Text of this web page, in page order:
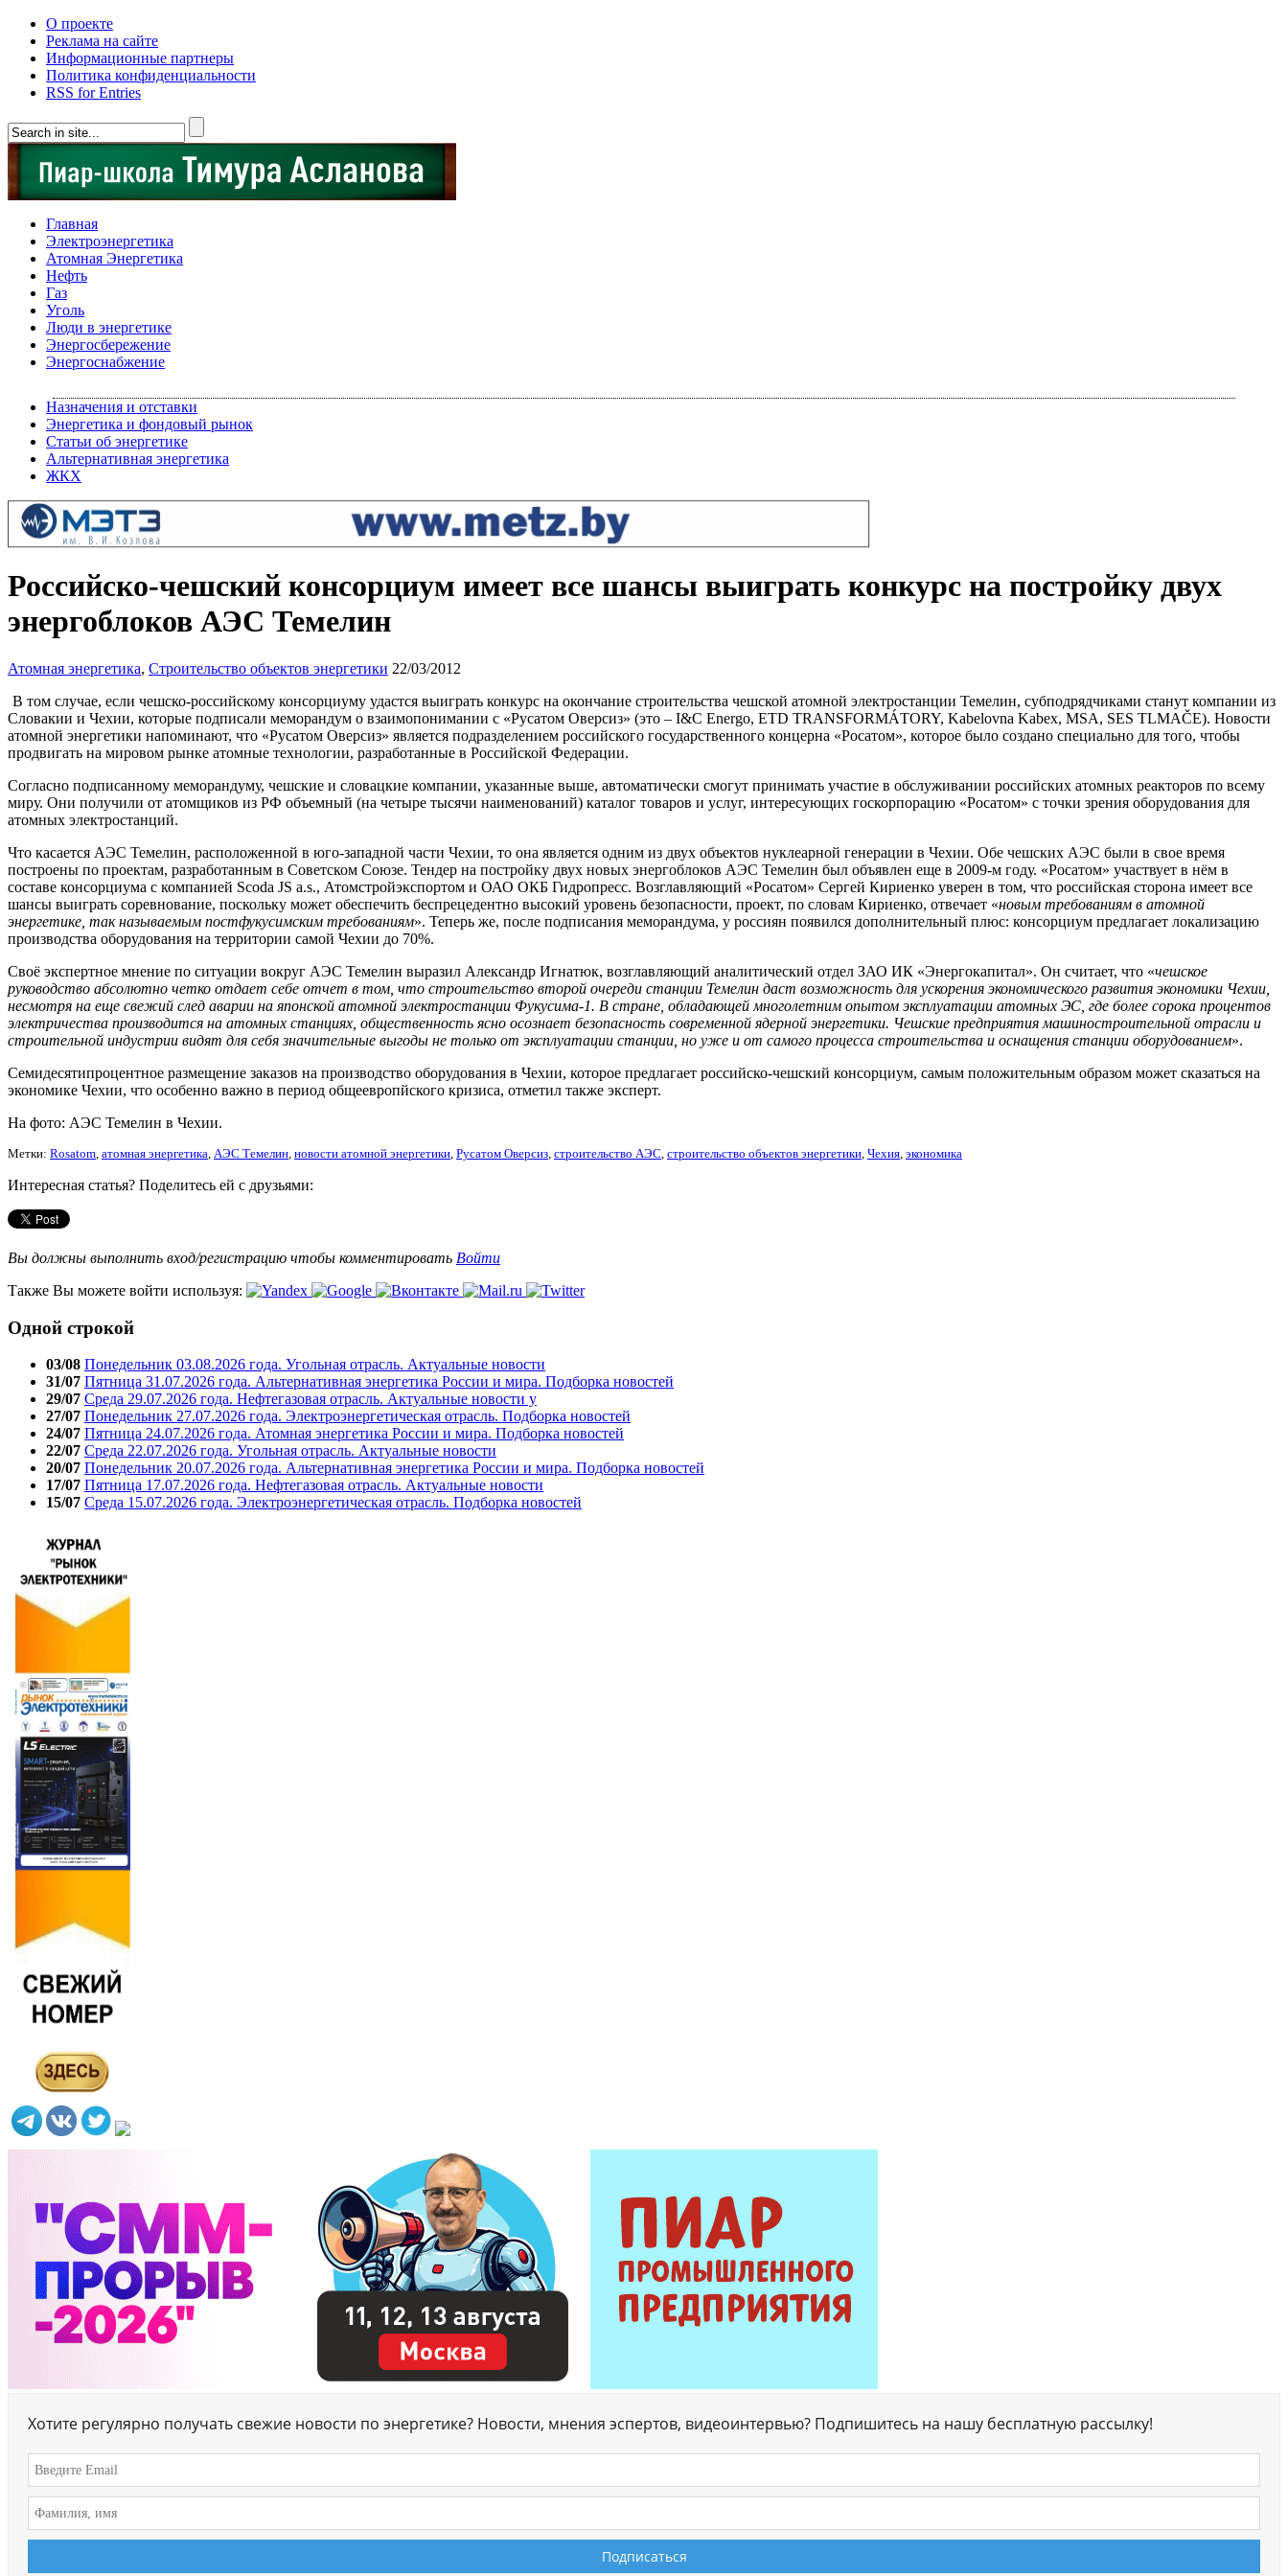
О проекте
Реклама на сайте
Информационные партнеры
Политика конфиденциальности
RSS for Entries
Главная
Электроэнергетика
Атомная Энергетика
Нефть
Газ
Уголь
Люди в энергетике
Энергосбережение
Энергоснабжение
Назначения и отставки
Энергетика и фондовый рынок
Статьи об энергетике
Альтернативная энергетика
ЖКХ
Российско-чешский консорциум имеет все шансы выиграть конкурс на постройку двух
энергоблоков АЭС Темелин
Атомная энергетика, Строительство объектов энергетики 22/03/2012
В том случае, если чешско-российскому консорциуму удастся выиграть конкурс на окончание строительства чешской атомной электростанции Темелин, субподрядчиками станут компании из
Словакии и Чехии, которые подписали меморандум о взаимопонимании с «Русатом Оверсиз» (это – I&C Energo, ETD TRANSFORMÁTORY, Kabelovna Kabex, MSA, SES TLMAČE). Новости
атомной энергетики напоминают, что «Русатом Оверсиз» является подразделением российского государственного концерна «Росатом», которое было создано специально для того, чтобы
продвигать на мировом рынке атомные технологии, разработанные в Российской Федерации.
Согласно подписанному меморандуму, чешские и словацкие компании, указанные выше, автоматически смогут принимать участие в обслуживании российских атомных реакторов по всему
миру. Они получили от атомщиков из РФ объемный (на четыре тысячи наименований) каталог товаров и услуг, интересующих госкорпорацию «Росатом» с точки зрения оборудования для
атомных электростанций.
Что касается АЭС Темелин, расположенной в юго-западной части Чехии, то она является одним из двух объектов нуклеарной генерации в Чехии. Обе чешских АЭС были в свое время
построены по проектам, разработанным в Советском Союзе. Тендер на постройку двух новых энергоблоков АЭС Темелин был объявлен еще в 2009-м году. «Росатом» участвует в нём в
составе консорциума с компанией Scoda JS a.s., Атомстройэкспортом и ОАО ОКБ Гидропресс. Возглавляющий «Росатом» Сергей Кириенко уверен в том, что российская сторона имеет все
шансы выиграть соревнование, поскольку может обеспечить беспрецедентно высокий уровень безопасности, проект, по словам Кириенко, отвечает «новым требованиям в атомной
энергетике, так называемым постфукусимским требованиям». Теперь же, после подписания меморандума, у россиян появился дополнительный плюс: консорциум предлагает локализацию
производства оборудования на территории самой Чехии до 70%.
Своё экспертное мнение по ситуации вокруг АЭС Темелин выразил Александр Игнатюк, возглавляющий аналитический отдел ЗАО ИК «Энергокапитал». Он считает, что «чешское
руководство абсолютно четко отдает себе отчет в том, что строительство второй очереди станции Темелин даст возможность для ускорения экономического развития экономики Чехии,
несмотря на еще свежий след аварии на японской атомной электростанции Фукусима-1. В стране, обладающей многолетним опытом эксплуатации атомных ЭС, где более сорока процентов
электричества производится на атомных станциях, общественность ясно осознает безопасность современной ядерной энергетики. Чешские предприятия машиностроительной отрасли и
строительной индустрии видят для себя значительные выгоды не только от эксплуатации станции, но уже и от самого процесса строительства и оснащения станции оборудованием».
Семидесятипроцентное размещение заказов на производство оборудования в Чехии, которое предлагает российско-чешский консорциум, самым положительным образом может сказаться на
экономике Чехии, что особенно важно в период общеевропйского кризиса, отметил также эксперт.
На фото: АЭС Темелин в Чехии.
Метки: Rosatom, атомная энергетика, АЭС Темелин, новости атомной энергетики, Русатом Оверсиз, строительство АЭС, строительство объектов энергетики, Чехия, экономика
Интересная статья? Поделитесь ей с друзьями:
Вы должны выполнить вход/регистрацию чтобы комментировать Войти
Также Вы можете войти используя:
Одной строкой
03/08 Понедельник 03.08.2026 года. Угольная отрасль. Актуальные новости
31/07 Пятница 31.07.2026 года. Альтернативная энергетика России и мира. Подборка новостей
29/07 Среда 29.07.2026 года. Нефтегазовая отрасль. Актуальные новости у
27/07 Понедельник 27.07.2026 года. Электроэнергетическая отрасль. Подборка новостей
24/07 Пятница 24.07.2026 года. Атомная энергетика России и мира. Подборка новостей
22/07 Среда 22.07.2026 года. Угольная отрасль. Актуальные новости
20/07 Понедельник 20.07.2026 года. Альтернативная энергетика России и мира. Подборка новостей
17/07 Пятница 17.07.2026 года. Нефтегазовая отрасль. Актуальные новости
15/07 Среда 15.07.2026 года. Электроэнергетическая отрасль. Подборка новостей
Хотите регулярно получать свежие новости по энергетике? Новости, мнения эспертов, видеоинтервью? Подпишитесь на нашу бесплатную рассылку!